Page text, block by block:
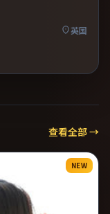
英国
查看全部 →
NEW